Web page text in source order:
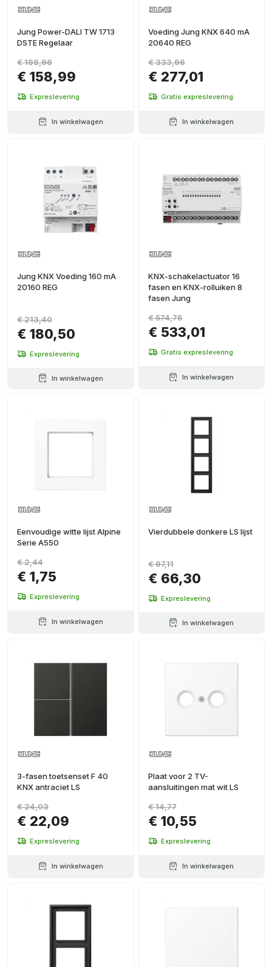
Jung Power-DALI TW 1713
DSTE Regelaar
€ 158,99
€ 198,96
Expreslevering
In winkelwagen
Voeding Jung KNX 640 mA
20640 REG
€ 277,01
€ 333,96
Gratis expreslevering
In winkelwagen
Jung KNX Voeding 160 mA
20160 REG
€ 180,50
€ 213,40
Expreslevering
In winkelwagen
KNX-schakelactuator 16
fasen en KNX-rolluiken 8
fasen Jung
€ 533,01
€ 574,75
Gratis expreslevering
In winkelwagen
Eenvoudige witte lijst Alpine
Serie A550
€ 1,75
€ 2,44
Expreslevering
In winkelwagen
Vierdubbele donkere LS lijst
€ 66,30
€ 97,11
Expreslevering
In winkelwagen
3-fasen toetsenset F 40
KNX antraciet LS
€ 22,09
€ 24,03
Expreslevering
In winkelwagen
Plaat voor 2 TV-
aansluitingen mat wit LS
€ 10,55
€ 14,77
Expreslevering
In winkelwagen